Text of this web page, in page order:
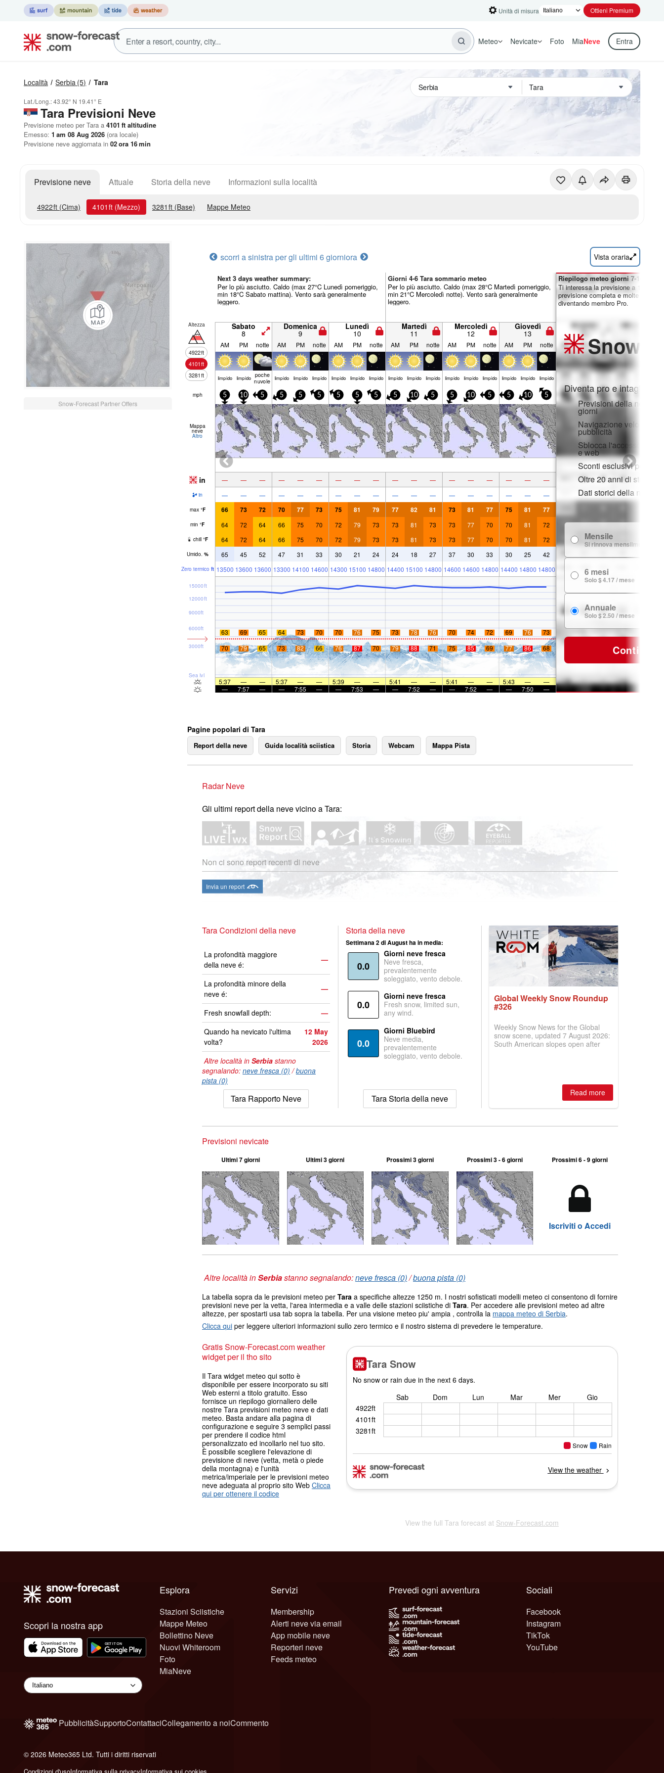
Unità di misura Ottieni Premium
Meteo Nevicate Foto MiaNeve Entra
Località Serbia (5) Tara
Lat./Long.:43.92° N 19.41° E
Tara Previsioni Neve
Previsione meteo per Tara a 4101 ft altitudine
Emesso: 1 am 08 Aug 2026 (ora locale)
Previsione neve aggiornata in 02ora 16min
Previsione neve Attuale Storia della neve Informazioni sulla località
4922ft (Cima) 4101 ft (Mezzo) 3281 ft (Base) Mappe Meteo
Snow-Forecast Partner Offers
scorri a sinistra per gli ultimi 6 giorniora Vista oraria
Next 3 days weather summary:
Per lo più asciutto. Caldo (max 27°C Lunedì pomeriggio,
min 18°C Sabato mattina). Vento sarà generalmente
leggero.
Giorni 4-6 Tara sommario meteo
Per lo più asciutto. Caldo (max 28°C Martedì pomeriggio,
min 21°C Mercoledì notte). Vento sarà generalmente
leggero.
Altezza
4922ft
4101ft
3281ft
Sabato
8
Domenica
9
Lunedì
10
Martedì
11
Mercoledì
12
Giovedì
13
AM PM notte AM PM notte AM PM notte AM PM notte AM PM notte AM PM notte
limp­ido limp­ido poche
nuvole limp­ido limp­ido limp­ido limp­ido limp­ido limp­ido limp­ido limp­ido limp­ido limp­ido limp­ido limp­ido limp­ido limp­ido limp­ido
mph 5 10 5 5 5 5 5 5 5 5 10 5 5 10 5 5 10 5
Mappa
neve
Altro
in — — — — — — — — — — — — — — — — — —
in — — — — — — — — — — — — — — — — — —
max °F 66 73 72 70 77 73 75 81 79 77 82 81 73 81 77 75 81 77
min °F 64 72 64 66 75 70 72 79 73 73 81 73 73 77 70 70 81 72
chill °F 64 72 64 66 75 70 72 79 73 73 81 73 73 77 70 70 81 72
Umido. % 65 45 52 47 31 33 30 21 24 24 18 27 37 30 33 30 25 42
Zero termico ft 13500 13600 13600 13300 14100 14600 14300 15100 14800 14400 15100 14800 14600 14600 14800 14400 14800 14800
Sea lvl
3000ft
6000ft
9000ft
12000ft
15000ft
63 69 65 64 73 70 70 76 75 73 78 76 70 74 72 69 76
73
70
79 65 73 82 66 76 87 70 79 88 71 75 85 69 77 86 68
5:37 — — 5:37 — — 5:39 — — 5:41 — — 5:41 — — 5:43 —
—
—
7:57 — — 7:55 — — 7:53 — — 7:52 — — 7:52 — — 7:50 —
Riepilogo meteo giorni 7-16:
Ti interessa la previsione a 16
previsione completa e molte altre
diventando membro Pro.
Snow
Diventa pro e intaglia:
Previsioni della neve
giorni
Navigazione veloce
pubblicità
Sblocca l'accesso
e web
Sconti esclusivi per i
Oltre 20 anni di storia
Dati storici della neve
Mensile
Si rinnova mensilmente
6 mesi
Solo $ 4.17 / mese
Annuale
Solo $ 2.50 / mese
Continua
Pagine popolari di Tara
Report della neve Guida località sciistica Storia Webcam Mappa Pista
Radar Neve
Gli ultimi report della neve vicino a Tara:
Non ci sono report recenti di neve
Invia un report
Tara Condizioni della neve
La profondità maggiore
della neve é:
—
La profondità minore della
neve é:
—
Fresh snowfall depth:
—
Quando ha nevicato l'ultima
volta?
12 May
2026
Altre località in Serbia stanno
segnalando: neve fresca (0) /buona
pista (0)
Tara Rapporto Neve
Storia della neve
Settimana 2 di August ha in media:
0.0
Giorni neve fresca
Neve fresca,
prevalentemente
soleggiato, vento debole.
0.0
Giorni neve fresca
Fresh snow, limited sun,
any wind.
0.0
Giorni Bluebird
Neve media,
prevalentemente
soleggiato, vento debole.
Tara Storia della neve
Global Weekly Snow Roundup
#326
Weekly Snow News for the Global
snow scene, updated 7 August 2026:
South American slopes open after
two outdoor areas still open.
Read more
Previsioni nevicate
Ultimi 7 giorni Ultimi 3 giorni Prossimi 3 giorni Prossimi 3 - 6 giorni Prossimi 6 - 9 giorni
Iscriviti o Accedi
Altre località inSerbiastanno segnalando:neve fresca (0)/buona pista (0)
La tabella sopra da le previsioni meteo per Tara a specifiche altezze 1250 m. I nostri sofisticati modelli meteo ci consentono di fornire
previsioni neve per la vetta, l'area intermedia e a valle delle stazioni sciistiche di Tara. Per accedere alle previsioni meteo ad altre
altezze, per spostarti usa tab sopra la tabella. Per una visione meteo piu' ampia , controlla la mappa meteo di Serbia.
Clicca qui per leggere ulteriori informazioni sullo zero termico e il nostro sistema di prevedere le temperature.
Gratis Snow-Forecast.com weather
widget per il tho sito
Il Tara widget meteo qui sotto è
disponibile per essere incorporato su siti
Web esterni a titolo gratuito. Esso
fornisce un riepilogo giornaliero delle
nostre Tara previsioni meteo neve e dati
meteo. Basta andare alla pagina di
configurazione e seguire 3 semplici passi
per prendere il codice html
personalizzato ed incollarlo nel tuo sito.
È possibile scegliere l'elevazione di
previsione di neve (vetta, metà o piede
della montagna) e l'unità
metrica/imperiale per le previsioni meteo
neve adeguata al proprio sito Web Clicca
qui per ottenere il codice
View the full Tara forecast at Snow-Forecast.com
Scopri la nostra app
Esplora
Stazioni Sciistiche
Mappe Meteo
Bollettino Neve
Nuovi Whiteroom
Foto
MiaNeve
Servizi
Membership
Alerti neve via email
App mobile neve
Reporteri neve
Feeds meteo
Sociali
Facebook
Instagram
TikTok
YouTube
Prevedi ogni avventura
PubblicitàSupportoContattaciCollegamento a noiCommento
© 2026 Meteo365 Ltd. Tutti i diritti riservati